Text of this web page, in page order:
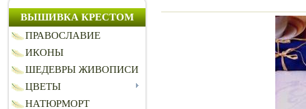
ВЫШИВКА КРЕСТОМ
ПРАВОСЛАВИЕ
ИКОНЫ
ШЕДЕВРЫ ЖИВОПИСИ
ЦВЕТЫ
НАТЮРМОРТ